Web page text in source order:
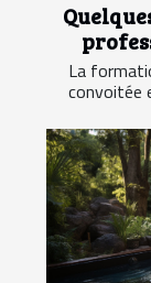
La
convoitée